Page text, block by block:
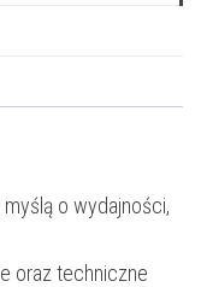
o wydajności,
oraz techniczne